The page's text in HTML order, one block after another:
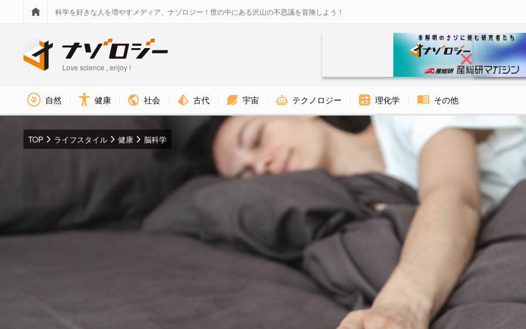
科学を好きな人を増やすメディア、ナゾロジー！世の中にある沢山の不思議を冒険しよう！
Love science , enjoy !
自然 健康 社会 古代 宇宙 テクノロジー 理化学 その他
TOP ライフスタイル 健康 脳科学